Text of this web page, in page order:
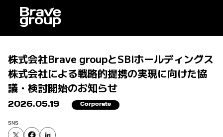
株式会社Brave groupとSBIホールディングス
株式会社による戦略的提携の実現に向けた協
議・検討開始のお知らせ
2026.05.19 Corporate
SNS